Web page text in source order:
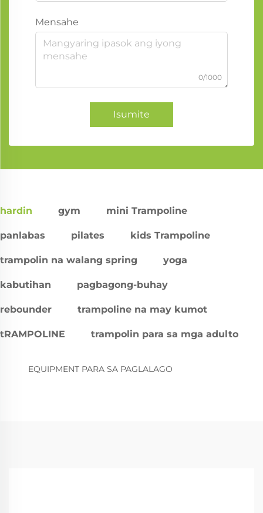
Mensahe
0/1000
Isumite
hardin gym mini Trampoline
panlabas pilates kids Trampoline
trampolin na walang spring yoga
kabutihan pagbagong-buhay
rebounder trampoline na may kumot
tRAMPOLINE trampolin para sa mga adulto
EQUIPMENT PARA SA PAGLALAGO